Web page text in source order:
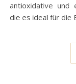
antioxidative und
die es ideal für die